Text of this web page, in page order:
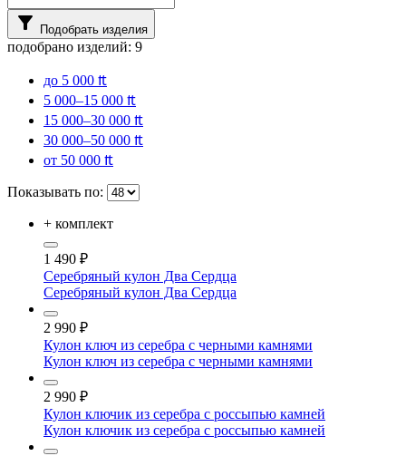
filter_alt Подобрать изделия
подобрано изделий: 9
до 5 000 ₶
5 000–15 000 ₶
15 000–30 000 ₶
30 000–50 000 ₶
от 50 000 ₶
Показывать по:
+ комплект
1 490 ₽
Серебряный кулон Два Сердца
Серебряный кулон Два Сердца
2 990 ₽
Кулон ключ из серебра с черными камнями
Кулон ключ из серебра с черными камнями
2 990 ₽
Кулон ключик из серебра с россыпью камней
Кулон ключик из серебра с россыпью камней